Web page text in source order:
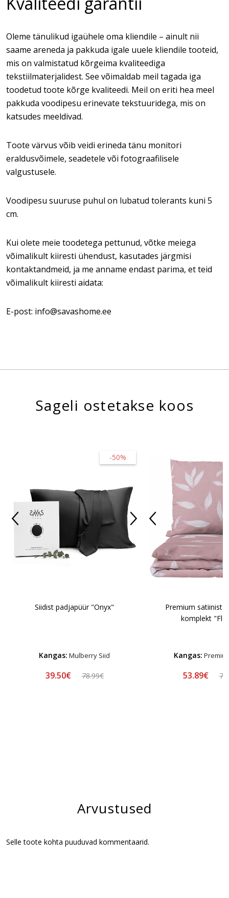
Oleme tänulikud igaühele oma kliendile – ainult nii
saame areneda ja pakkuda igale uuele kliendile tooteid,
mis on valmistatud kõrgeima kvaliteediga
tekstiilmaterjalidest. See võimaldab meil tagada iga
toodetud toote kõrge kvaliteedi. Meil on eriti hea meel
pakkuda voodipesu erinevate tekstuuridega, mis on
katsudes meeldivad.
Toote värvus võib veidi erineda tänu monitori
eraldusvõimele, seadetele või fotograafilisele
valgustusele.
Voodipesu suuruse puhul on lubatud tolerants kuni 5
cm.
Kui olete meie toodetega pettunud, võtke meiega
võimalikult kiiresti ühendust, kasutades järgmisi
kontaktandmeid, ja me anname endast parima, et teid
võimalikult kiiresti aidata:
E-post: info@savashome.ee
Sageli ostetakse koos
-50%
Siidist padjapüür "Onyx"
Kangas: Mulberry Siid
39.50€ 78.99€
Premium satiinist
komplekt
Kangas:
53.89€
Arvustused
Selle toote kohta puuduvad kommentaarid.